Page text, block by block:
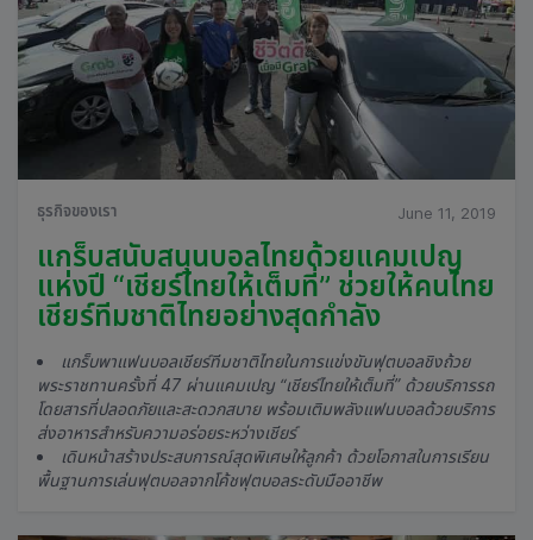
ธุรกิจของเรา June 11, 2019
แกร็บสนับสนุนบอลไทยด้วยแคมเปญ
แห่งปี “เชียร์ไทยให้เต็มที่” ช่วยให้คนไทย
เชียร์ทีมชาติไทยอย่างสุดกำลัง
แกร็บพาแฟนบอลเชียร์ทีมชาติไทยในการแข่งขันฟุตบอลชิงถ้วย
พระราชทานครั้งที่ 47 ผ่านแคมเปญ “เชียร์ไทยให้เต็มที่” ด้วยบริการรถ
โดยสารที่ปลอดภัยและสะดวกสบาย พร้อมเติมพลังแฟนบอลด้วยบริการ
ส่งอาหารสำหรับความอร่อยระหว่างเชียร์
เดินหน้าสร้างประสบการณ์สุดพิเศษให้ลูกค้า ด้วยโอกาสในการเรียน
พื้นฐานการเล่นฟุตบอลจากโค้ชฟุตบอลระดับมืออาชีพ